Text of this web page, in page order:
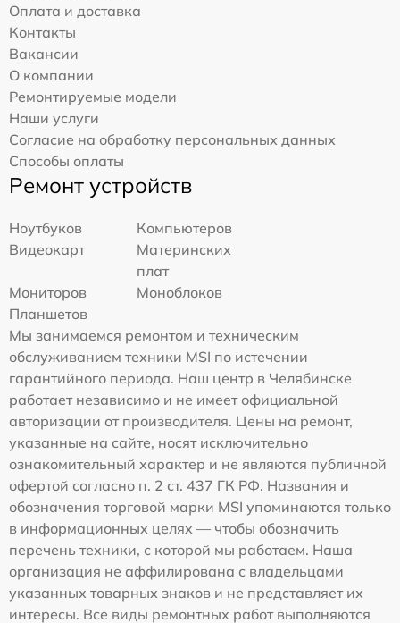
Оплата и доставка
Контакты
Вакансии
О компании
Ремонтируемые модели
Наши услуги
Согласие на обработку персональных данных
Способы оплаты
Ремонт устройств
Ноутбуков
Компьютеров
Видеокарт
Материнских
плат
Мониторов
Моноблоков
Планшетов
Мы занимаемся ремонтом и техническим
обслуживанием техники MSI по истечении
гарантийного периода. Наш центр в Челябинске
работает независимо и не имеет официальной
авторизации от производителя. Цены на ремонт,
указанные на сайте, носят исключительно
ознакомительный характер и не являются публичной
офертой согласно п. 2 ст. 437 ГК РФ. Названия и
обозначения торговой марки MSI упоминаются только
в информационных целях — чтобы обозначить
перечень техники, с которой мы работаем. Наша
организация не аффилирована с владельцами
указанных товарных знаков и не представляет их
интересы. Все виды ремонтных работ выполняются